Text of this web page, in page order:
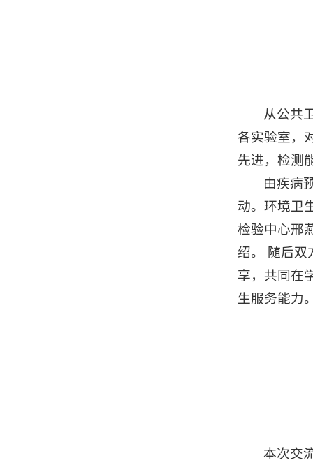
从公共
各实验室，
先进，检测
由疾病
动。环境卫
检验中心邢
绍。 随后双
享，共同在
生服务能力
本次交